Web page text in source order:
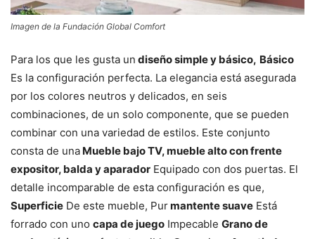
Imagen de la Fundación Global Comfort
Para los que les gusta un diseño simple y básico, Básico
Es la configuración perfecta. La elegancia está asegurada
por los colores neutros y delicados, en seis
combinaciones, de un solo componente, que se pueden
combinar con una variedad de estilos. Este conjunto
consta de una Mueble bajo TV, mueble alto con frente
expositor, balda y aparador Equipado con dos puertas. El
detalle incomparable de esta configuración es que,
Superficie De este mueble, Purmantente suave Está
forrado con uno capa de juego Impecable Grano de